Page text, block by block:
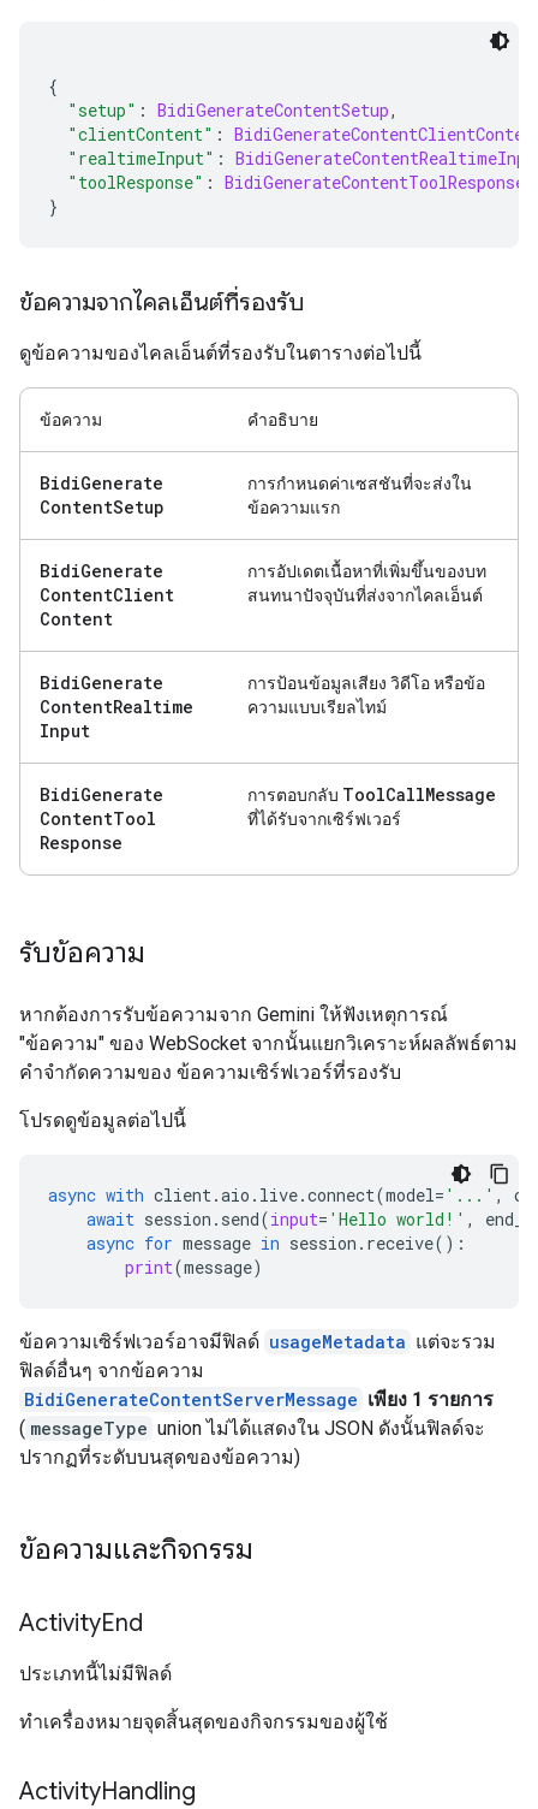
{
"setup" : BidiGenerateContentSetup,
"clientContent" :
"realtimeInput" :
"toolResponse" : BidiGenerateContentToolResponse
}
ข้อความจากไคลเอ็นต์ที่รองรับ
ดูข้อความของไคลเอ็นต์ที่รองรับในตารางต่อไปนี้
ข้อความ คำอธิบาย
BidiGenerate
ContentSetup
การกำหนดค่าเซสชันที่จะส่งใน
ข้อความแรก
BidiGenerate
ContentClient
Content
การอัปเดตเนื้อหาที่เพิ่มขึ้นของบท
สนทนาปัจจุบันที่ส่งจากไคลเอ็นต์
BidiGenerate
ContentRealtime
Input
การป้อนข้อมูลเสียง วิดีโอ หรือข้อ
ความแบบเรียลไทม์
BidiGenerate
ContentTool
Response
การตอบกลับ ToolCallMessage
ที่ได้รับจากเซิร์ฟเวอร์
รับข้อความ
หากต้องการรับข้อความจาก Gemini ให้ฟังเหตุการณ์
"ข้อความ" ของ WebSocket จากนั้นแยกวิเคราะห์ผลลัพธ์ตาม
คำจำกัดความของ ข้อความเซิร์ฟเวอร์ที่รองรับ
โปรดดูข้อมูลต่อไปนี้
async with client.aio . live.connect(model= '...' ,
await session . send(input= 'Hello world!' ,
async for message in session . receive():
print(message)
ข้อความเซิร์ฟเวอร์อาจมีฟิลด์ usageMetadata แต่จะรวม
ฟิลด์อื่นๆ จากข้อความ
BidiGenerateContentServerMessage เพียง 1 รายการ
( messageType union ไม่ได้แสดงใน JSON ดังนั้นฟิลด์จะ
ปรากฏที่ระดับบนสุดของข้อความ)
ข้อความและกิจกรรม
ActivityEnd
ประเภทนี้ไม่มีฟิลด์
ทำเครื่องหมายจุดสิ้นสุดของกิจกรรมของผู้ใช้
ActivityHandling